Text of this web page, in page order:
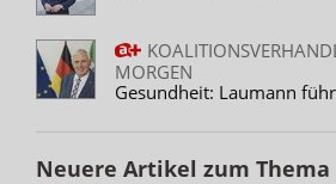
MORGEN
Gesundheit: Laumann
Neuere Artikel zum Thema